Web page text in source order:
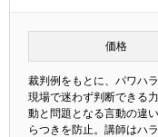
価格
裁判例をもとに、パワハ
現場で迷わず判断できる
動と問題となる言動の違
らつきを防止。講師はハ